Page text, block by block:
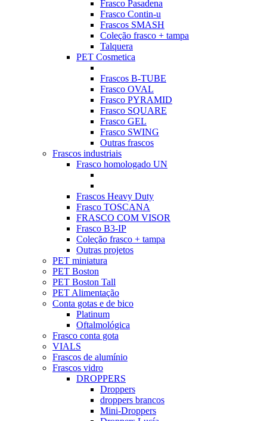
Frasco Pasadena
Frasco Contin-u
Frascos SMASH
Coleção frasco + tampa
Talquera
PET Cosmetica
Frascos B-TUBE
Frasco OVAL
Frasco PYRAMID
Frasco SQUARE
Frasco GEL
Frasco SWING
Outras frascos
Frascos industriais
Frasco homologado UN
Frascos Heavy Duty
Frasco TOSCANA
FRASCO COM VISOR
Frasco B3-IP
Coleção frasco + tampa
Outras projetos
PET miniatura
PET Boston
PET Boston Tall
PET Alimentação
Conta gotas e de bico
Platinum
Oftalmológica
Frasco conta gota
VIALS
Frascos de alumínio
Frascos vidro
DROPPERS
Droppers
droppers brancos
Mini-Droppers